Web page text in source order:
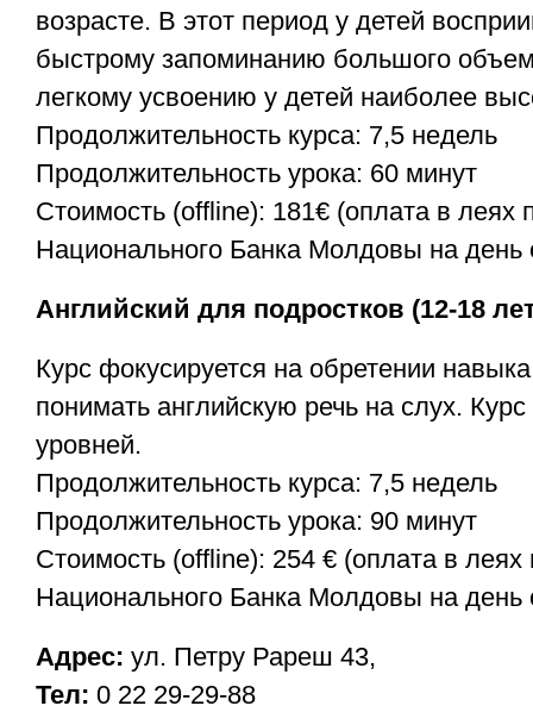
возрасте. В этот период у детей
быстрому запоминанию большого
легкому усвоению у детей наиболее
Продолжительность курса: 7,5 недель
Продолжительность урока: 60 минут
Стоимость (offline): 181€ (оплата в леях
Национального Банка Молдовы на день
Английский для подростков (12-18
Курс фокусируется на обретении
понимать английскую речь на слух. Курс
уровней.
Продолжительность курса: 7,5 недель
Продолжительность урока: 90 минут
Стоимость (offline): 254 € (оплата в леях
Национального Банка Молдовы на день
Адрес: ул. Петру Рареш 43,
Тел: 0 22 29-29-88